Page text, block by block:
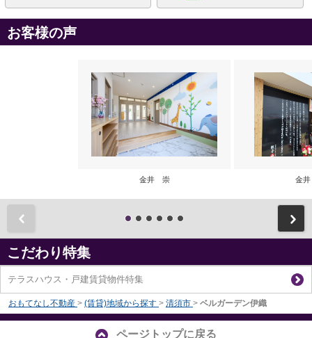
お客様の声
金井 崇 金
こだわり特集
テラスハウス・戸建賃貸物件特集
おもてなし不動産 > (賃貸)地域から探す > 清須市 > ベルガーデン伊織
ページトップに戻る